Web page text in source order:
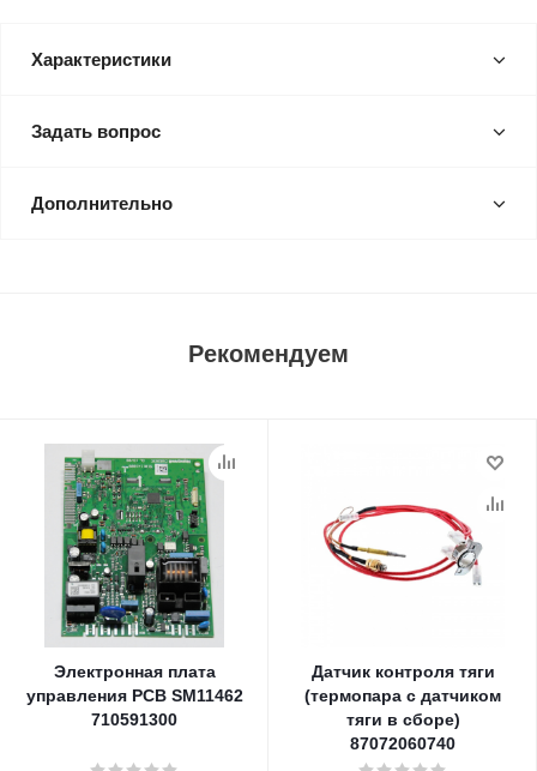
Характеристики
Задать вопрос
Дополнительно
Рекомендуем
Электронная плата
управления PCB SM11462
710591300
Датчик контроля тяги
(термопара с датчиком
тяги в сборе)
87072060740